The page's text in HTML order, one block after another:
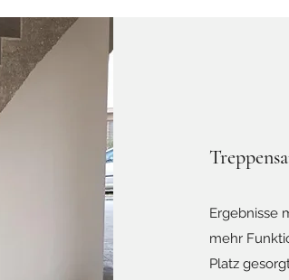
Ergebnisse
mehr
Platz